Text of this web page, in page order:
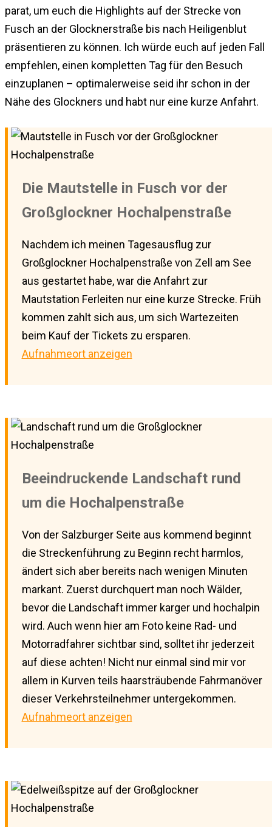
parat, um euch die Highlights auf der Strecke von
Fusch an der Glocknerstraße bis nach Heiligenblut
präsentieren zu können. Ich würde euch auf jeden Fall
empfehlen, einen kompletten Tag für den Besuch
einzuplanen – optimalerweise seid ihr schon in der
Nähe des Glockners und habt nur eine kurze Anfahrt.
Die Mautstelle in Fusch vor der
Großglockner Hochalpenstraße
Nachdem ich meinen Tagesausflug zur
Großglockner Hochalpenstraße von Zell am See
aus gestartet habe, war die Anfahrt zur
Mautstation Ferleiten nur eine kurze Strecke. Früh
kommen zahlt sich aus, um sich Wartezeiten
beim Kauf der Tickets zu ersparen.
Aufnahmeort anzeigen
Beeindruckende Landschaft rund
um die Hochalpenstraße
Von der Salzburger Seite aus kommend beginnt
die Streckenführung zu Beginn recht harmlos,
ändert sich aber bereits nach wenigen Minuten
markant. Zuerst durchquert man noch Wälder,
bevor die Landschaft immer karger und hochalpin
wird. Auch wenn hier am Foto keine Rad- und
Motorradfahrer sichtbar sind, solltet ihr jederzeit
auf diese achten! Nicht nur einmal sind mir vor
allem in Kurven teils haarsträubende Fahrmanöver
dieser Verkehrsteilnehmer untergekommen.
Aufnahmeort anzeigen